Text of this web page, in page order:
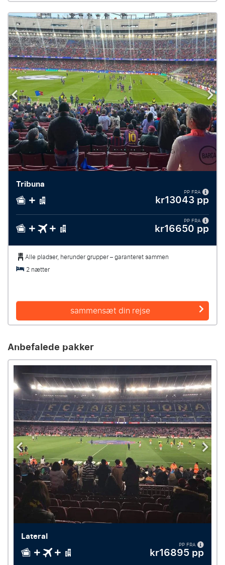
Tribuna
PP FRA
kr13043 pp
PP FRA
kr16650 pp
Alle pladser, herunder grupper – garanteret sammen
2 nætter
sammensæt din rejse
Anbefalede pakker
Lateral
PP FRA
kr16895 pp